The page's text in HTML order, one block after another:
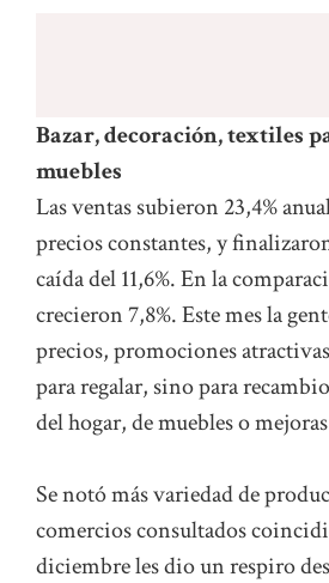
Bazar, decoración, textiles
muebles
Las ventas subieron 23,4%
precios constantes, y
caída del 11,6%. En la
crecieron 7,8%. Este mes la
precios, promociones
para regalar, sino para
del hogar, de muebles o
Se notó más variedad de
comercios consultados
diciembre les dio un respiro